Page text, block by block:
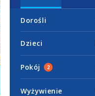
Dorośli
Dzieci
Pokój 2
Wyżywienie